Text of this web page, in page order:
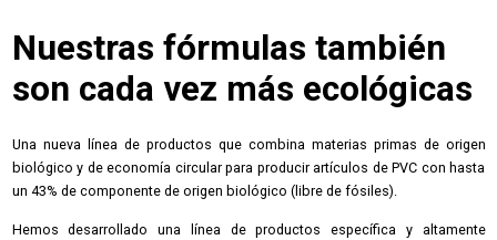
Nuestras fórmulas también
son cada vez más ecológicas
Una nueva línea de productos que combina materias primas de origen
biológico y de economía circular para producir artículos de PVC con hasta
un 43% de componente de origen biológico (libre de fósiles).
Hemos desarrollado una línea de productos específica y altamente